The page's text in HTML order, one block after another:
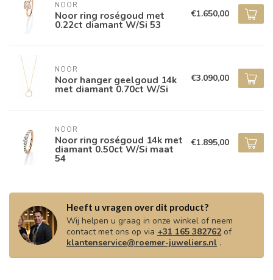
NOOR
Noor ring roségoud met
0.22ct diamant W/Si 53
€1.650,00
NOOR
Noor hanger geelgoud 14k
met diamant 0.70ct W/Si
€3.090,00
NOOR
Noor ring roségoud 14k met
diamant 0.50ct W/Si maat
54
€1.895,00
Heeft u vragen over dit product?
Wij helpen u graag in onze winkel of neem
contact met ons op via +31 165 382762of
klantenservice@roemer-juweliers.nl .